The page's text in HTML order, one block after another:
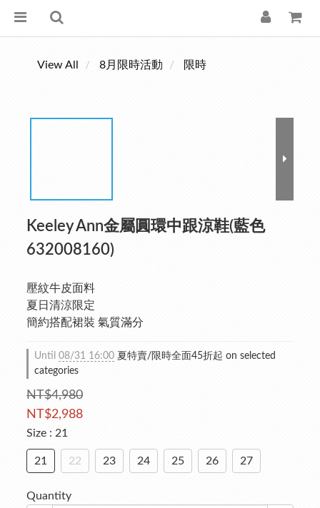
View All 8月限時活動 限時
Keeley Ann金屬圓環中跟涼鞋(藍色
632008160)
壓紋牛皮面料
夏日清涼限定
簡約搭配裙裝 氣質滿分
Until 08/31 16:00 夏特賣/限時全面45折起 on selected
categories
NT$4,980
NT$2,988
Size : 21
21 22 23 24 25 26 27
Quantity